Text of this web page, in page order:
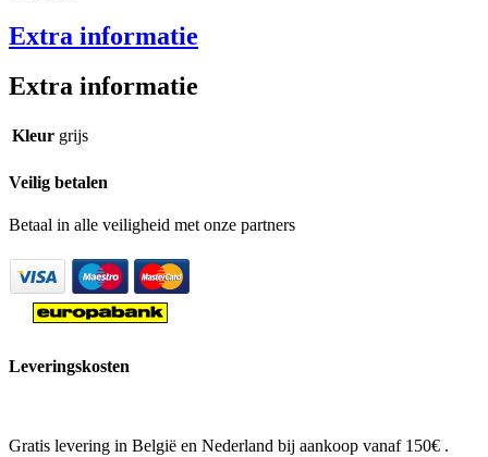
Extra informatie
Extra informatie
Kleur grijs
Veilig betalen
Betaal in alle veiligheid met onze partners
Leveringskosten
Gratis levering in België en Nederland bij aankoop vanaf 150€ .